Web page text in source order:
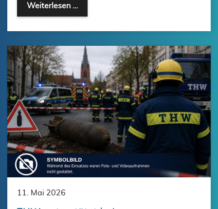
Weiterlesen …
11. Mai 2026